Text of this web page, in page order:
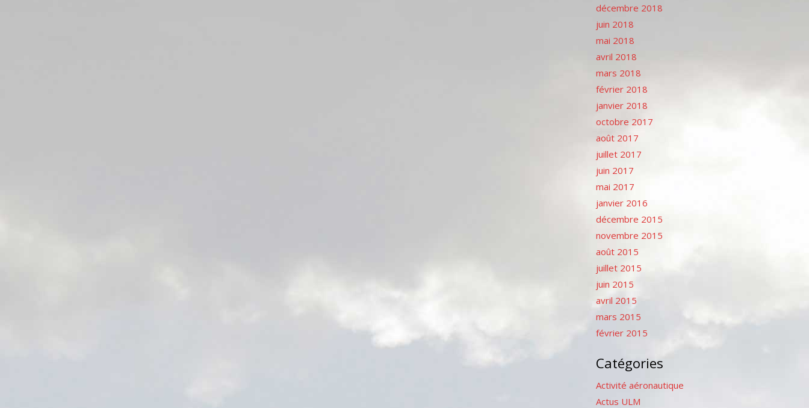
décembre 2018
juin 2018
mai 2018
avril 2018
mars 2018
février 2018
janvier 2018
octobre 2017
août 2017
juillet 2017
juin 2017
mai 2017
janvier 2016
décembre 2015
novembre 2015
août 2015
juillet 2015
juin 2015
avril 2015
mars 2015
février 2015
Catégories
Activité aéronautique
Actus ULM